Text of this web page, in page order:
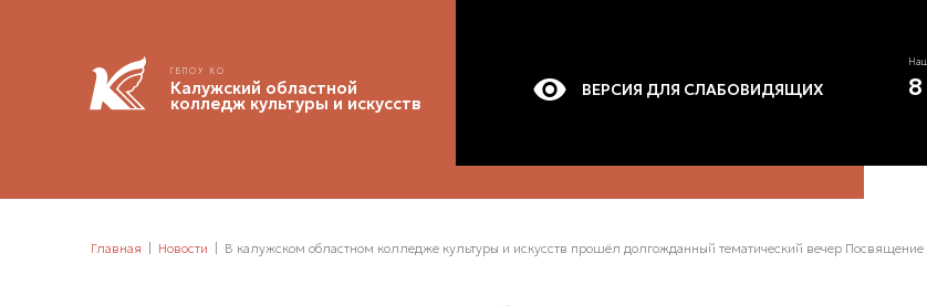
ГБПОУ КО
Калужский областной
колледж культуры и искусств
ВЕРСИЯ ДЛЯ СЛАБОВИДЯЩИХ
Главная Новости В калужском областном колледже культуры и искусств прошёл долгожданный тематический вечер